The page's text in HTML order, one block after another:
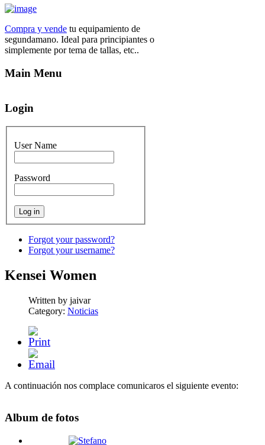
Compra y vende tu equipamiento de
segundamano. Ideal para principiantes o
simplemente por tema de tallas, etc..
Main Menu
Login
User Name
Password
Forgot your password?
Forgot your username?
Kensei Women
Written by jaivar
Category: Noticias
A continuación nos complace comunicaros el siguiente evento:
Album de fotos